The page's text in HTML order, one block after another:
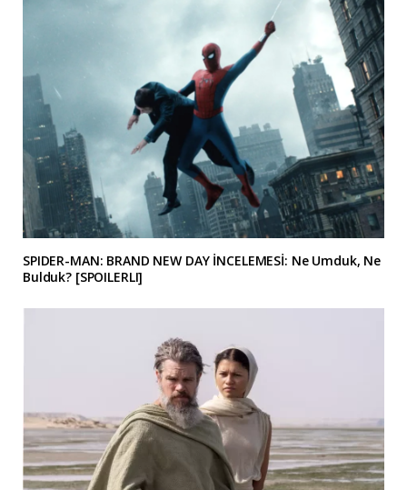
SPIDER-MAN: BRAND NEW DAY İNCELEMESİ: Ne Umduk, Ne
Bulduk? [SPOILERLI]